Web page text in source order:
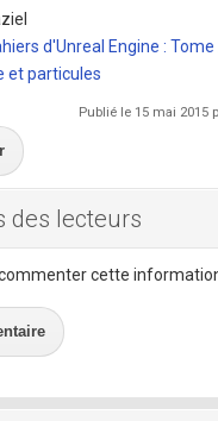
d'Unreal Engine :
et particules
Publié le 15 mai 2015
des lecteurs
cette